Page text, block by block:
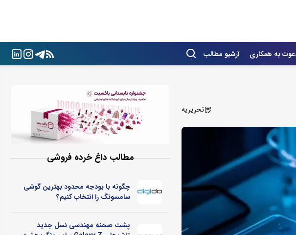
به همکاری آرشیو مطالب
تحریریه
مطالب داغ خرده فروشی
چگونه با بودجه محدود بهترین گوشی
سامسونگ را انتخاب کنیم؟
پشت صحنه مهندسی نسل جدید